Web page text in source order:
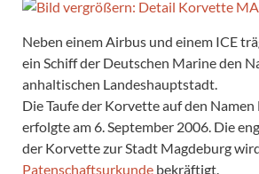
Neben einem Airbus und einem ICE
ein Schiff der Deutschen Marine den
anhaltischen Landeshauptstadt.
Die Taufe der Korvette auf den
erfolgte am 6. September 2006. Die
der Korvette zur Stadt Magdeburg
Patenschaftsurkunde bekräftigt.